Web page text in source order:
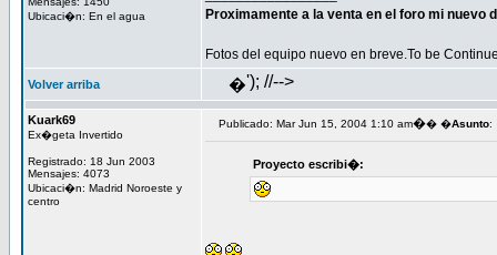
Ubicaci�n: En el agua
Proximamente a la venta en el foro mi nuevo
Fotos del equipo nuevo en breve.To be
Volver arriba �'); //-->
Kuark69
Ex�geta Invertido
Registrado: 18 Jun 2003
Mensajes: 4073
Ubicaci�n: Madrid Noroeste y
centro
Publicado: Mar Jun 15, 2004 1:10 am�� �Asunto:
Proyecto escribi�: